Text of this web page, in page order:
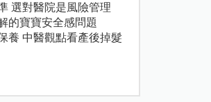
選對醫院是風險管理
的寶寶安全感問題
養 中醫觀點看產後掉髮